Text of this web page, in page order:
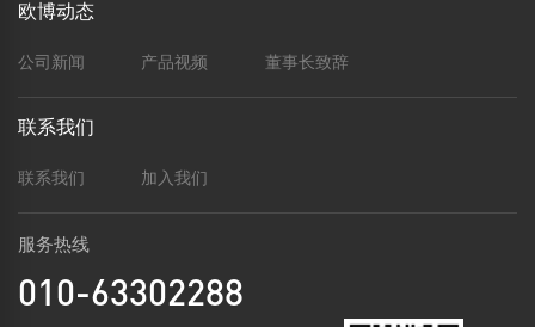
欧博动态
公司新闻 产品视频 董事长致辞
联系我们
联系我们 加入我们
服务热线
010-63302288